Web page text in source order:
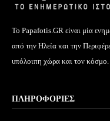
Το Papafotis.GR είναι μία
από την Ηλεία και την
υπόλοιπη χώρα και τον κόσμο.
ΠΛΗΡΟΦΟΡΊΕΣ